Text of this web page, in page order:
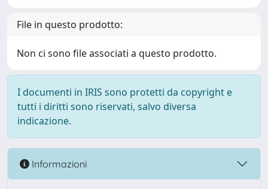
File in questo prodotto:
Non ci sono file associati a questo prodotto.
I documenti in IRIS sono protetti da copyright e
tutti i diritti sono riservati, salvo diversa
indicazione.
Informazioni